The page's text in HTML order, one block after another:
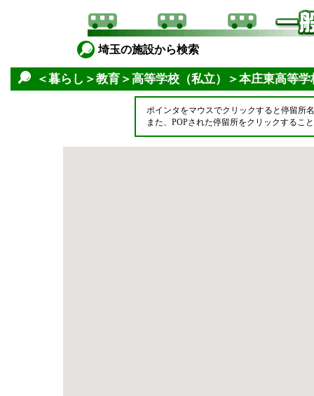
埼玉の施設から検索
＜暮らし＞教育＞高等学校（私立）＞本庄東高等学
ポインタをマウスでクリックすると停留所
また、POPされた停留所をクリックするこ